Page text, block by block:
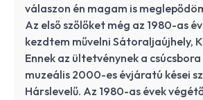
válaszon én magam is
Az első szőlőket még az 1980-as
kezdtem művelni Sátoraljaújhely,
Ennek az ültetvénynek a
muzeális 2000-es évjáratú kései
Hárslevelű. Az 1980-as évek